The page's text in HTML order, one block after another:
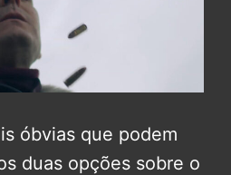
óbvias que podem
duas opções sobre o